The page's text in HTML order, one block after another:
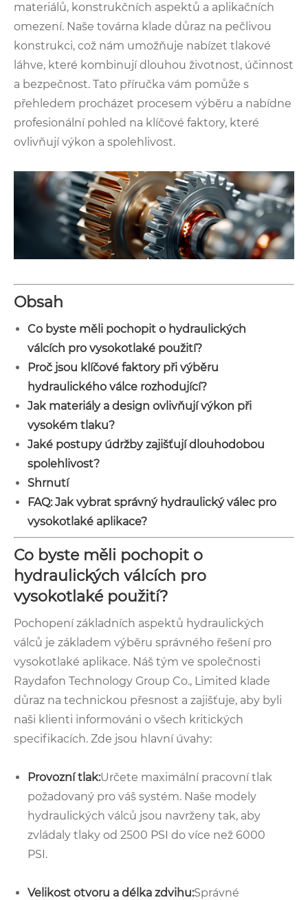
materiálů, konstrukčních aspektů a aplikačních
omezení. Naše továrna klade důraz na pečlivou
konstrukci, což nám umožňuje nabízet tlakové
láhve, které kombinují dlouhou životnost, účinnost
a bezpečnost. Tato příručka vám pomůže s
přehledem procházet procesem výběru a nabídne
profesionální pohled na klíčové faktory, které
ovlivňují výkon a spolehlivost.
Obsah
Co byste měli pochopit o hydraulických
válcích pro vysokotlaké použití?
Proč jsou klíčové faktory při výběru
hydraulického válce rozhodující?
Jak materiály a design ovlivňují výkon při
vysokém tlaku?
Jaké postupy údržby zajišťují dlouhodobou
spolehlivost?
Shrnutí
FAQ: Jak vybrat správný hydraulický válec pro
vysokotlaké aplikace?
Co byste měli pochopit o
hydraulických válcích pro
vysokotlaké použití?
Pochopení základních aspektů hydraulických
válců je základem výběru správného řešení pro
vysokotlaké aplikace. Náš tým ve společnosti
Raydafon Technology Group Co., Limited klade
důraz na technickou přesnost a zajišťuje, aby byli
naši klienti informováni o všech kritických
specifikacích. Zde jsou hlavní úvahy:
Provozní tlak:Určete maximální pracovní tlak
požadovaný pro váš systém. Naše modely
hydraulických válců jsou navrženy tak, aby
zvládaly tlaky od 2500 PSI do více než 6000
PSI.
Velikost otvoru a délka zdvihu:Správné